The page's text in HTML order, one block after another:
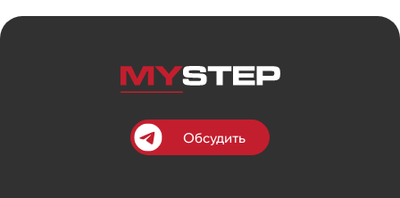
Обсудить